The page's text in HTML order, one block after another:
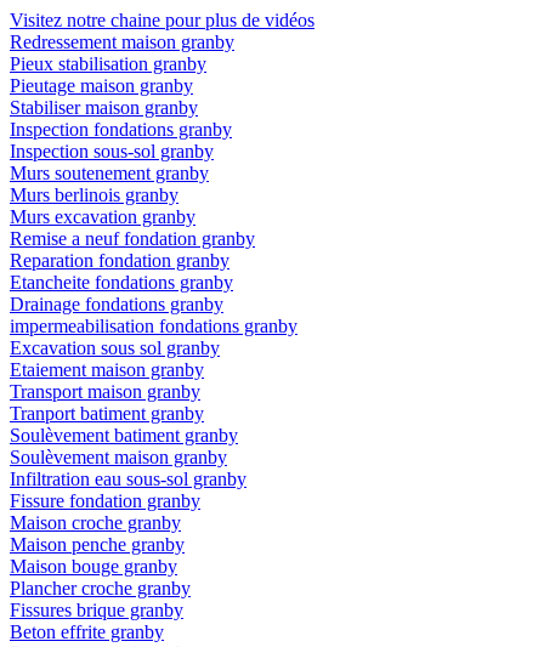
Visitez notre chaine pour plus de vidéos
Redressement maison granby
Pieux stabilisation granby
Pieutage maison granby
Stabiliser maison granby
Inspection fondations granby
Inspection sous-sol granby
Murs soutenement granby
Murs berlinois granby
Murs excavation granby
Remise a neuf fondation granby
Reparation fondation granby
Etancheite fondations granby
Drainage fondations granby
impermeabilisation fondations granby
Excavation sous sol granby
Etaiement maison granby
Transport maison granby
Tranport batiment granby
Soulèvement batiment granby
Soulèvement maison granby
Infiltration eau sous-sol granby
Fissure fondation granby
Maison croche granby
Maison penche granby
Maison bouge granby
Plancher croche granby
Fissures brique granby
Beton effrite granby